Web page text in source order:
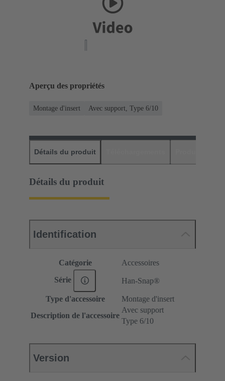
Aperçu des propriétés
Montage d'insert Avec support, Type 6/10
Détails du produit
Détails du produit
Identification
Catégorie Accessoires
Série Han-Snap®
Type d'accessoire
Montage d'insert
Description de l'accessoire
Avec support
Type 6/10
Version